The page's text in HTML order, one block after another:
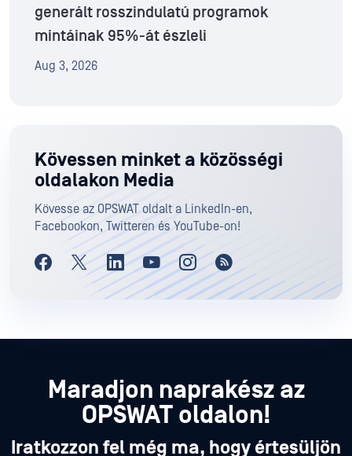
generált rosszindulatú programok
mintáinak 95%-át észleli
Aug 3, 2026
Kövessen minket a közösségi
oldalakon Media
Kövesse az OPSWAT oldalt a LinkedIn-en,
Facebookon, Twitteren és YouTube-on!
Maradjon naprakész az
OPSWAT oldalon!
Iratkozzon fel még ma, hogy értesüljön